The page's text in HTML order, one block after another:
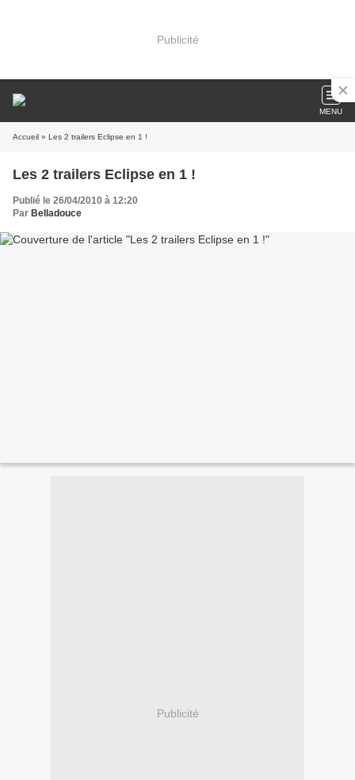
Publicité
MENU
Accueil » Les 2 trailers Eclipse en 1 !
Les 2 trailers Eclipse en 1 !
Publié le 26/04/2010 à 12:20
Par Belladouce
Publicité